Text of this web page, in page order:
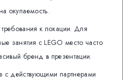
окупаемость.
к локации. Для
занятия с LEGO место часто
бренд в презентации.
с действующими партнерами